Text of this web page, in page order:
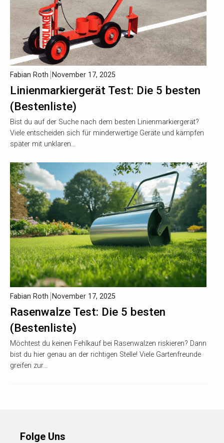
Linienmarkiergerät Test: Die 5 besten
(Bestenliste)
Fabian Roth November 17, 2025
Bist du auf der Suche nach dem besten Linienmarkiergerät?
Viele entscheiden sich für minderwertige Geräte und kämpfen
später mit unklaren…
Rasenwalze Test: Die 5 besten
(Bestenliste)
Fabian Roth November 17, 2025
Möchtest du keinen Fehlkauf bei Rasenwalzen riskieren? Dann
bist du hier genau an der richtigen Stelle! Viele Gartenfreunde
greifen zur…
Folge Uns